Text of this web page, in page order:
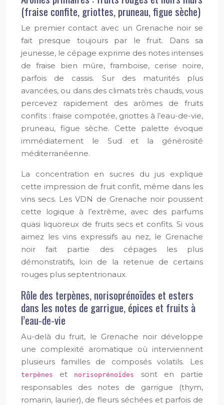
(fraise confite, griottes, pruneau, figue sèche)
Le premier contact avec un Grenache noir se
fait presque toujours par le fruit. Dans sa
jeunesse, le cépage exprime des notes intenses
de fraise bien mûre, framboise, cerise noire,
parfois de cassis. Sur des maturités plus
avancées, ou dans des climats très chauds, vous
percevez rapidement des arômes de fruits
confits : fraise compotée, griottes à l’eau-de-vie,
pruneau, figue sèche. Cette palette évoque
immédiatement le Sud et la générosité
méditerranéenne.
La concentration en sucres du jus explique
cette impression de fruit confit, même dans les
vins secs. Les VDN de Grenache noir poussent
cette logique à l’extrême, avec des parfums
quasi liquoreux de fruits secs et confits. Si vous
aimez les vins expressifs au nez, le Grenache
noir fait partie des cépages les plus
démonstratifs, loin de la retenue de certains
rouges plus septentrionaux.
Rôle des terpènes, norisoprénoïdes et esters
dans les notes de garrigue, épices et fruits à
l’eau-de-vie
Au-delà du fruit, le Grenache noir développe
une complexité aromatique où interviennent
plusieurs familles de composés volatils. Les
terpènes et norisoprénoïdes
sont en partie
responsables des notes de garrigue (thym,
romarin, laurier), de fleurs séchées et parfois de